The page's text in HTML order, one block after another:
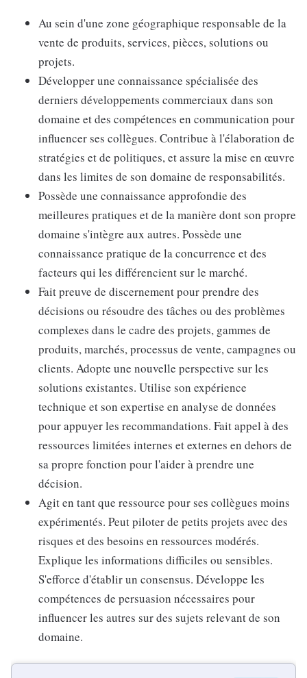
Au sein d'une zone géographique responsable de la
vente de produits, services, pièces, solutions ou
projets.
Développer une connaissance spécialisée des
derniers développements commerciaux dans son
domaine et des compétences en communication pour
influencer ses collègues. Contribue à l'élaboration de
stratégies et de politiques, et assure la mise en œuvre
dans les limites de son domaine de responsabilités.
Possède une connaissance approfondie des
meilleures pratiques et de la manière dont son propre
domaine s'intègre aux autres. Possède une
connaissance pratique de la concurrence et des
facteurs qui les différencient sur le marché.
Fait preuve de discernement pour prendre des
décisions ou résoudre des tâches ou des problèmes
complexes dans le cadre des projets, gammes de
produits, marchés, processus de vente, campagnes ou
clients. Adopte une nouvelle perspective sur les
solutions existantes. Utilise son expérience
technique et son expertise en analyse de données
pour appuyer les recommandations. Fait appel à des
ressources limitées internes et externes en dehors de
sa propre fonction pour l'aider à prendre une
décision.
Agit en tant que ressource pour ses collègues moins
expérimentés. Peut piloter de petits projets avec des
risques et des besoins en ressources modérés.
Explique les informations difficiles ou sensibles.
S'efforce d'établir un consensus. Développe les
compétences de persuasion nécessaires pour
influencer les autres sur des sujets relevant de son
domaine.